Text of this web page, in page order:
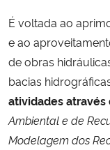
É voltada ao
e ao
de obras
bacias
atividades através
Ambiental e de
Modelagem dos